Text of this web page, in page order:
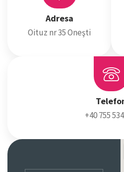
Adresa
Oituz nr 35 Oneşti
+40 755